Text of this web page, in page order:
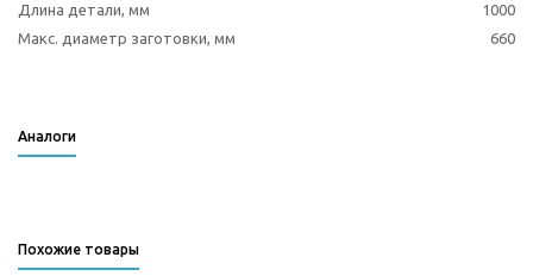
Длина детали, мм
1000
Макс. диаметр заготовки, мм
660
Аналоги
Похожие товары